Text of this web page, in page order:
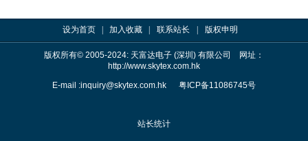
设为首页 |加入收藏 联系站长 版权申明
版权所有© 2005-2024: 天富达电子 (深圳) 有限公司 网址：
http://www.skytex.com.hk
E-mail :inquiry@skytex.com.hk粤ICP备11086745号
站长统计